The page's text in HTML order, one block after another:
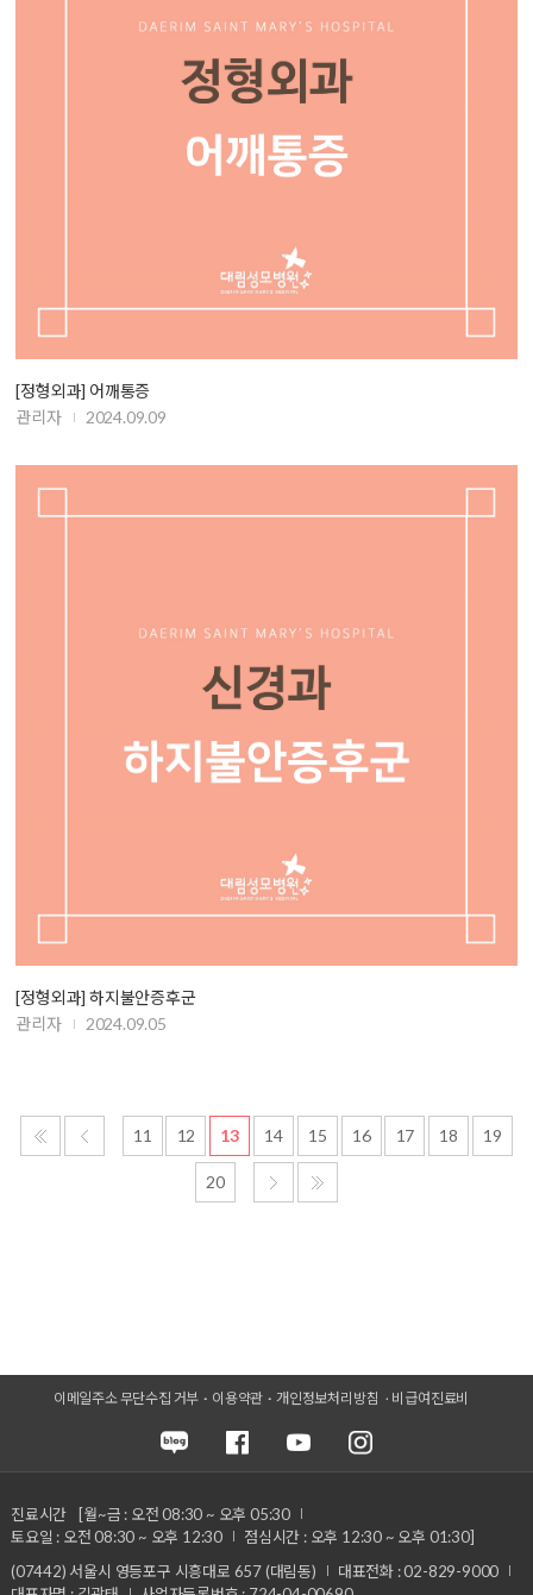
[정형외과] 어깨통증
관리자
2024.09.09
[정형외과] 하지불안증후군
관리자
2024.09.05
11 12 13 14 15 16 17 18 19
20
이메일주소 무단수집 거부 이용약관 개인정보처리방침 비급여진료비
진료시간
[월~금 : 오전 08:30 ~ 오후 05:30
토요일 : 오전 08:30 ~ 오후 12:30
점심시간 : 오후 12:30 ~ 오후 01:30]
(07442) 서울시 영등포구 시흥대로 657 (대림동)
대표전화 : 02-829-9000